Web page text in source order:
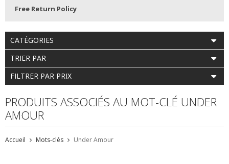
Free Return Policy
CATÉGORIES
TRIER PAR
FILTRER PAR PRIX
PRODUITS ASSOCIÉS AU MOT-CLÉ UNDER
AMOUR
Accueil Mots-clés Under Amour